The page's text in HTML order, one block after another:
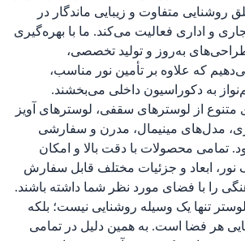
متفاوت و زیبایی ماندگار در
و اداری فعالیت می‌کند. ما با بهره‌گیری
طراحی‌های به‌روز و تولید تخصصی،
که علاوه بر تأمین نور مناسب،
به دکوراسیون داخلی می‌بخشند.
از لوسترهای سقفی، لوسترهای آویز
مدل‌های مینیمال، مدرن و سفارشی
تمامی محصولات با دقت بالا و امکان
نور، ابعاد و جزئیات مختلف قابل سفارش
را با فضای مورد نظر شما داشته باشند.
تنها یک وسیله روشنایی نیست؛ بلکه
هر فضا است. به همین دلیل در تمامی